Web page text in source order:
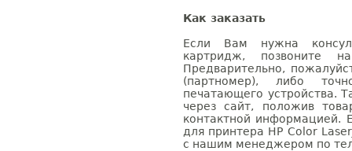
Как заказать
Если Вам нужна
картридж, позвоните
Предварительно,
(партномер), либо
печатающего устройства.
через сайт, положив
контактной информацией.
для принтера HP Color
с нашим менеджером по